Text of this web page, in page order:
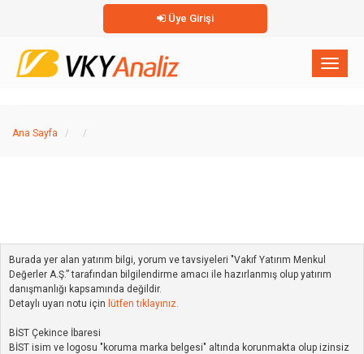
Üye Girişi
×
Ana Sayfa
Burada yer alan yatırım bilgi, yorum ve tavsiyeleri "Vakıf Yatırım Menkul
Değerler A.Ş.” tarafından bilgilendirme amacı ile hazırlanmış olup yatırım
danışmanlığı kapsamında değildir.
Detaylı uyarı notu için lütfen tıklayınız.
BİST Çekince İbaresi
BİST isim ve logosu "koruma marka belgesi" altında korunmakta olup izinsiz